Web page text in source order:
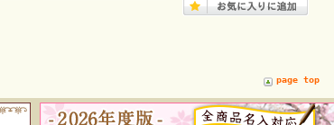
page top